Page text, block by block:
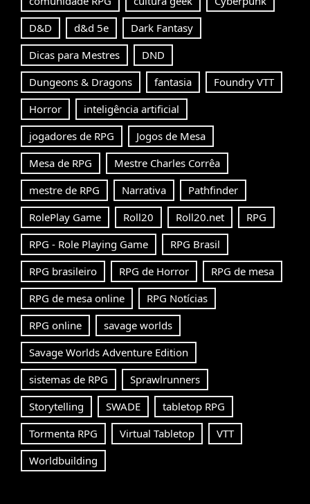
D&D
d&d 5e
Dark Fantasy
Dicas para Mestres
DND
Dungeons & Dragons
fantasia
Foundry VTT
Horror
inteligência artificial
jogadores de RPG
Jogos de Mesa
Mesa de RPG
Mestre Charles Corrêa
mestre de RPG
Narrativa
Pathfinder
RolePlay Game
Roll20 Roll20.net
RPG
RPG - Role Playing Game
RPG Brasil
RPG brasileiro
RPG de Horror
RPG de mesa
RPG de mesa online
RPG Notícias
RPG online
savage worlds
Savage Worlds Adventure Edition
sistemas de RPG
Sprawlrunners
Storytelling
SWADE
tabletop RPG
Tormenta RPG
Virtual Tabletop
VTT
Worldbuilding